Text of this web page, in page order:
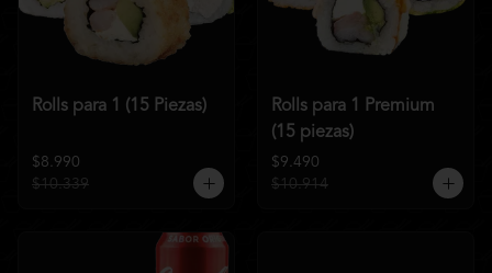
Rolls para 1 (15 Piezas)
$8.990
$10.339
Rolls para 1 Premium
(15 piezas)
$9.490
$10.914